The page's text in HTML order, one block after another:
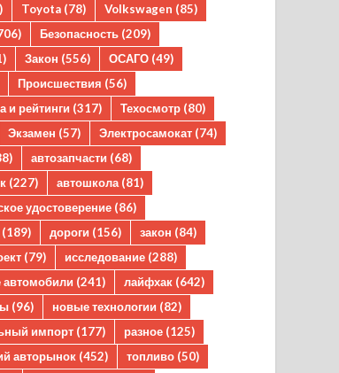
Toyota (78) Volkswagen (85)
Безопасность (209)
Закон (556) ОСАГО (49)
Происшествия (56)
и рейтинги (317) Техосмотр (80)
Экзамен (57) Электросамокат (74)
автозапчасти (68)
(227) автошкола (81)
удостоверение (86)
(189) дороги (156) закон (84)
(79) исследование (288)
автомобили (241) лайфхак (642)
(96) новые технологии (82)
импорт (177) разное (125)
авторынок (452) топливо (50)